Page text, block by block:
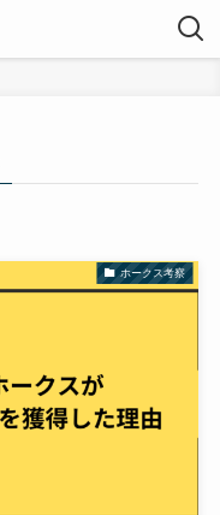
ホークス考察